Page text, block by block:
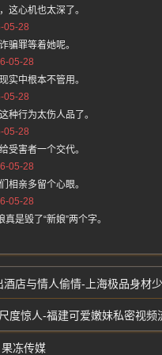
这心机也太深了。
05-28
骗罪等着她呢。
05-28
实中根本不管用。
05-28
种行为太伤人品了。
05-28
受害者一个交代。
05-28
相亲多留个心眼。
05-28
是毁了“新娘”两个字。
店与情人偷情-上海极品身材
度惊人-福建可爱嫩妹私密视频
冻传媒